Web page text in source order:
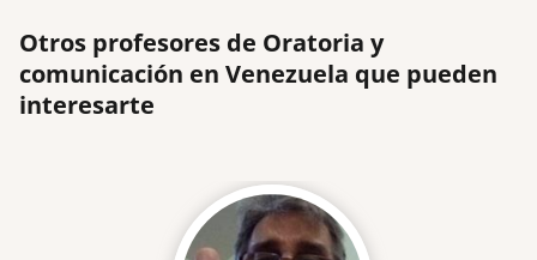
Otros profesores de Oratoria y
comunicación en Venezuela que pueden
interesarte